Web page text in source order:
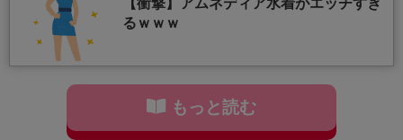
【衝撃】アムネディア水着がエッチすぎ
るｗｗｗ
もっと読む